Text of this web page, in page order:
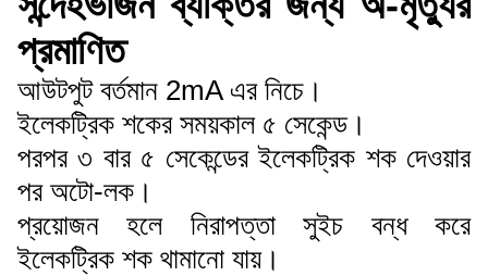
প্রমাণিত
আউটপুট বর্তমান 2mA এর নিচে।
ইলেকট্রিক শকের সময়কাল ৫ সেকেন্ড।
পরপর ৩ বার ৫ সেকেন্ডের ইলেকট্রিক শক দেওয়ার
পর অটো-লক।
প্রয়োজন হলে নিরাপত্তা সুইচ বন্ধ করে
ইলেকট্রিক শক থামানো যায়।